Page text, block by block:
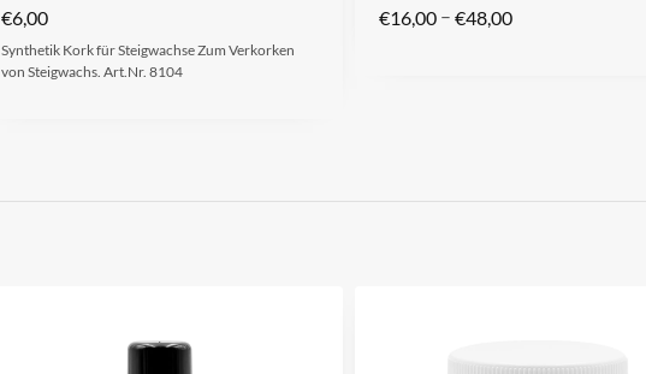
€6,00
Synthetik Kork für Steigwachse Zum Verkorken
von Steigwachs. Art.Nr. 8104
€16,00 – €48,00